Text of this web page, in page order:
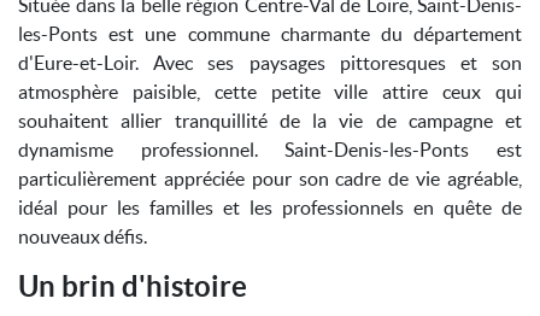
Située dans la belle région Centre-Val de Loire, Saint-Denis-
les-Ponts est une commune charmante du département
d'Eure-et-Loir. Avec ses paysages pittoresques et son
atmosphère paisible, cette petite ville attire ceux qui
souhaitent allier tranquillité de la vie de campagne et
dynamisme professionnel. Saint-Denis-les-Ponts est
particulièrement appréciée pour son cadre de vie agréable,
idéal pour les familles et les professionnels en quête de
nouveaux défis.
Un brin d'histoire